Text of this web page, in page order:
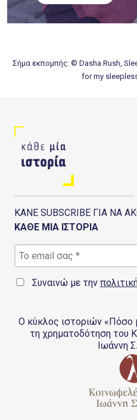
Σήμα εκπομπής: © Dasha Rush,
for my
ΚΑΝΕ SUBSCRIBE ΓΙΑ ΝΑ
ΚΑΘΕ ΜΙΑ ΙΣΤΟΡΙΑ
Συναινώ με την
Ο κύκλος ιστοριών «Πόσο
τη χρηματοδότηση του
Ιωάννη